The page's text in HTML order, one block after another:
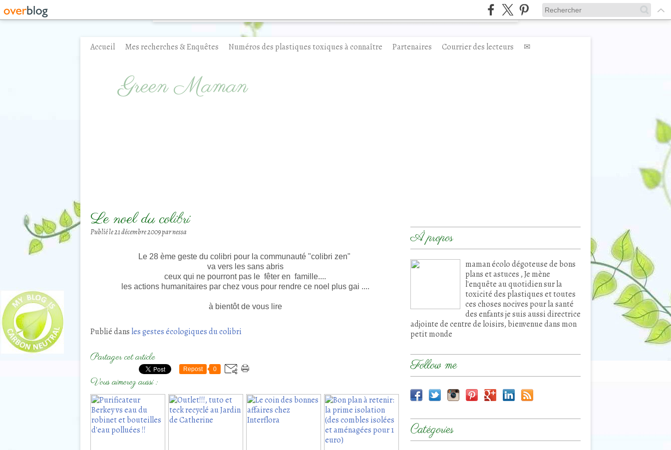
Green Maman
Accueil Mes recherches & Enquêtes Numéros des plastiques toxiques à connaître Partenaires Courrier des lecteurs
✉
Le noel du colibri
Publié le21 décembre 2009par nessa
Le 28 ème geste du colibri pour la communauté "colibri zen"
va vers les sans abris
ceux qui ne pourront pas le fêter en famille....
les actions humanitaires par chez vous pour rendre ce noel plus gai ....
à bientôt de vous lire
Publié dans les gestes écologiques du colibri
Partager cet article
Repost 0
Vous aimerez aussi :
À propos
maman écolo dégoteuse de bons
plans et astuces , Je mène
l'enquête au quotidien sur la
toxicité des plastiques et toutes
ces choses nocives pour la santé
des enfants je suis aussi directrice
adjointe de centre de loisirs, bienvenue dans mon
petit monde
Follow me
Catégories